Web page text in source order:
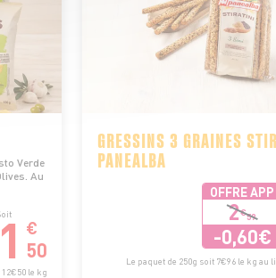
Verde
Au
€
50
le kg
GRESSINS 3 GRAINES
PANEALBA
OFFRE APP
2€59
-0,60€
Le paquet de 250g soit 7€96 le kg au